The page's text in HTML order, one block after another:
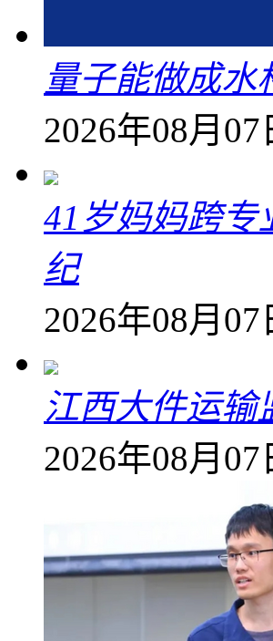
量子能做成水
2026年08月07
41岁妈妈跨专
纪
2026年08月07
江西大件运输
2026年08月07